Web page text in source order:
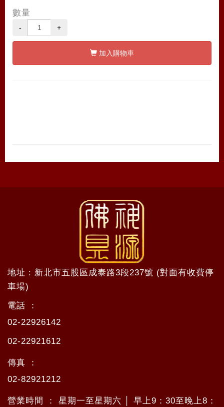
數量
- +
加入購物車
地址 : 新北市五股區成泰路3段237號 (對面有收費停
車場)
電話 ：
02-22926142
02-22921612
傳真 ：
02-82921212
營業時間 ： 星期一至星期六 │ 早上9：30至晚上8：